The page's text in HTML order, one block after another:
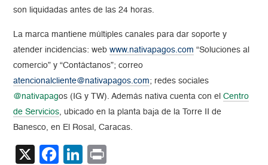
son liquidadas antes de las 24 horas.
La marca mantiene múltiples canales para dar soporte y
atender incidencias: webwww.nativapagos.com “Soluciones al
comercio” y “Contáctanos”; correo
atencionalcliente@nativapagos.com; redes sociales
@nativapagos (IG y TW). Además nativa cuenta con elCentro
de Servicios, ubicado en la planta baja de la Torre II de
Banesco, en El Rosal, Caracas.
X Facebook
LinkedIn